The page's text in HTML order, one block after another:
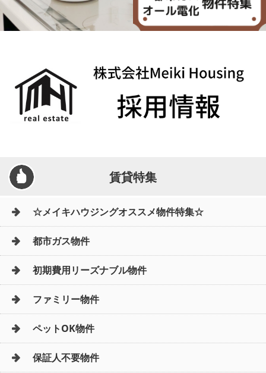
賃貸特集
☆メイキハウジングオススメ物件特集☆
都市ガス物件
初期費用リーズナブル物件
ファミリー物件
ペットOK物件
保証人不要物件